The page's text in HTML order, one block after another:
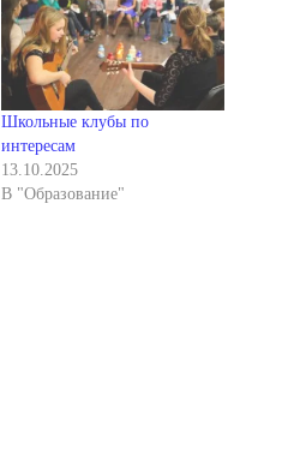
Школьные клубы по
интересам
13.10.2025
В "Образование"